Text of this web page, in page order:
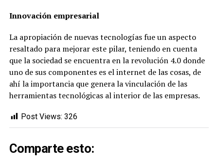
Innovación empresarial
La apropiación de nuevas tecnologías fue un aspecto
resaltado para mejorar este pilar, teniendo en cuenta
que la sociedad se encuentra en la revolución 4.0 donde
uno de sus componentes es el internet de las cosas, de
ahí la importancia que genera la vinculación de las
herramientas tecnológicas al interior de las empresas.
Post Views: 326
Comparte esto: